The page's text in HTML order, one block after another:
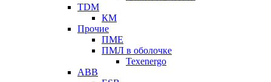
TDM
КМ
Прочие
ПМЕ
ПМЛ в оболочке
Texenergo
ABB